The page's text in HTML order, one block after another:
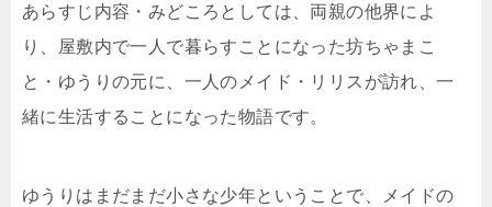
あらすじ内容・みどころとしては、両親の他界によ
り、屋敷内で一人で暮らすことになった坊ちゃまこ
と・ゆうりの元に、一人のメイド・リリスが訪れ、一
緒に生活することになった物語です。
ゆうりはまだまだ小さな少年ということで、メイドの